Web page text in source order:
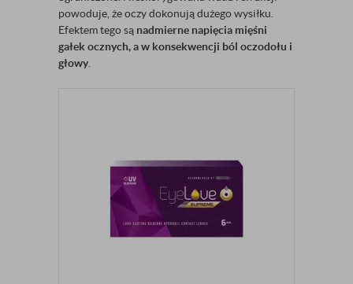
powoduje, że oczy dokonują dużego wysiłku.
Efektem tego są nadmierne napięcia mięśni
gałek ocznych, a w konsekwencji ból oczodołu i
głowy